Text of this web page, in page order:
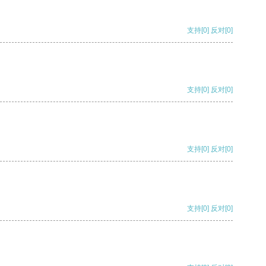
支持[0] 反对[0]
支持[0] 反对[0]
支持[0] 反对[0]
支持[0] 反对[0]